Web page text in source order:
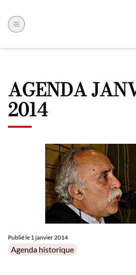
AGENDA
2014
Publié le 1 janvier 2014
Posted in
Agenda historique